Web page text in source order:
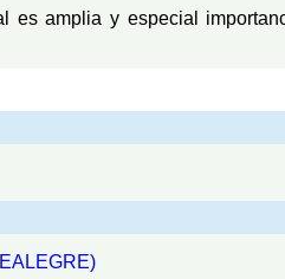
es amplia y especial